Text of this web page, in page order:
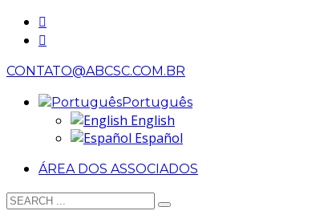
CONTATO@ABCSC.COM.BR
Português
English
Español
ÁREA DOS ASSOCIADOS